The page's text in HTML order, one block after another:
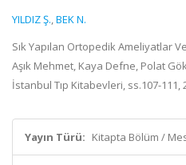
YILDIZ Ş.,BEK N.
Sık Yapılan Ortopedik Ameliyatlar
Aşık Mehmet, Kaya Defne, Polat
İstanbul Tıp Kitabevleri, ss.107-111,
Yayın Türü: Kitapta Bölüm /